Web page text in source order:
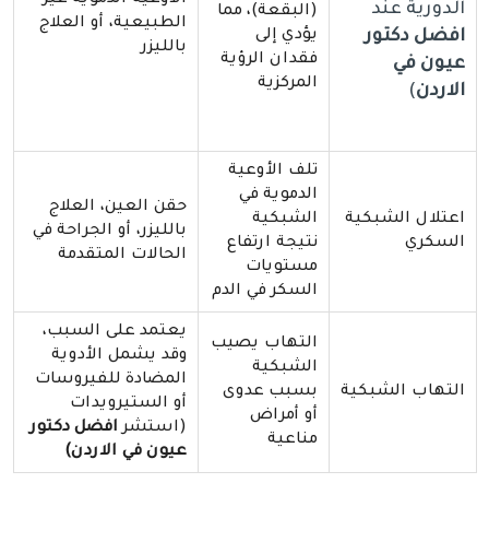
الدورية عند
افضل دكتور
عيون في
الاردن)
(البقعة)، مما
يؤدي إلى
فقدان الرؤية
المركزية
الطبيعية، أو العلاج
بالليزر
اعتلال الشبكية
السكري
تلف الأوعية
الدموية في
الشبكية
نتيجة ارتفاع
مستويات
السكر في الدم
حقن العين، العلاج
بالليزر، أو الجراحة في
الحالات المتقدمة
التهاب الشبكية
التهاب يصيب
الشبكية
بسبب عدوى
أو أمراض
مناعية
يعتمد على السبب،
وقد يشمل الأدوية
المضادة للفيروسات
أو الستيرويدات
(استشرافضل دكتور
عيون في الاردن)